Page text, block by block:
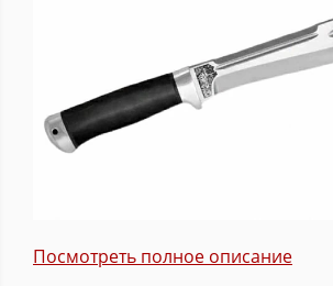
Посмотреть полное описание